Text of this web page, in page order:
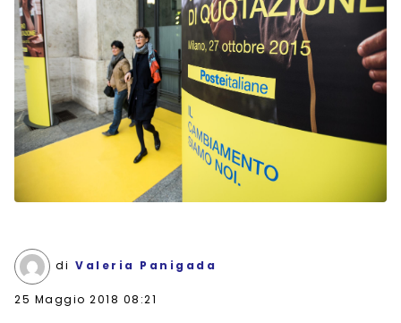
di Valeria Panigada
25 Maggio 2018 08:21